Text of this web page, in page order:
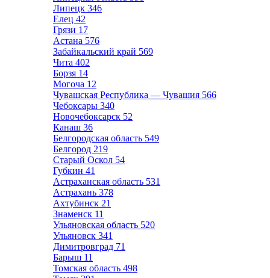
Липецк 346
Елец 42
Грязи 17
Астана 576
Забайкальский край 569
Чита 402
Борзя 14
Могоча 12
Чувашская Республика — Чувашия 566
Чебоксары 340
Новочебоксарск 52
Канаш 36
Белгородская область 549
Белгород 219
Старый Оскол 54
Губкин 41
Астраханская область 531
Астрахань 378
Ахтубинск 21
Знаменск 11
Ульяновская область 520
Ульяновск 341
Димитровград 71
Барыш 11
Томская область 498